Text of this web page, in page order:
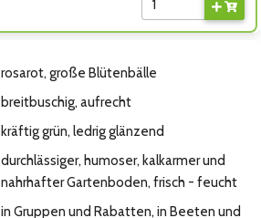
rosarot, große Blütenbälle
breitbuschig, aufrecht
kräftig grün, ledrig glänzend
durchlässiger, humoser, kalkarmer und
nahrhafter Gartenboden, frisch - feucht
in Gruppen und Rabatten, in Beeten und